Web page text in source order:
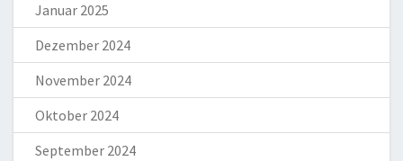
Januar 2025
Dezember 2024
November 2024
Oktober 2024
September 2024